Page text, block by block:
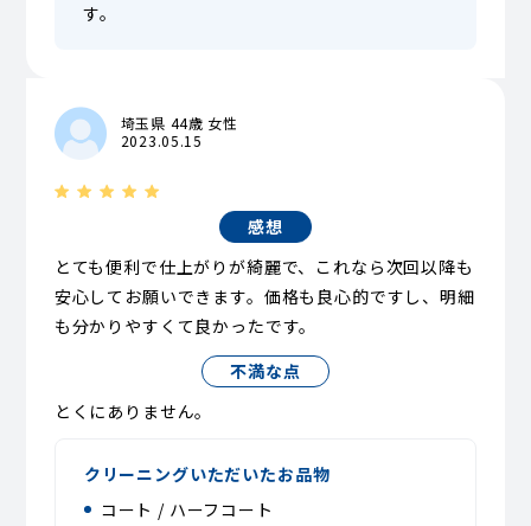
す。
埼玉県 44歳 女性
2023.05.15
感想
とても便利で仕上がりが綺麗で、これなら次回以降も
安心してお願いできます。価格も良心的ですし、明細
も分かりやすくて良かったです。
不満な点
とくにありません。
クリーニングいただいたお品物
コート / ハーフコート